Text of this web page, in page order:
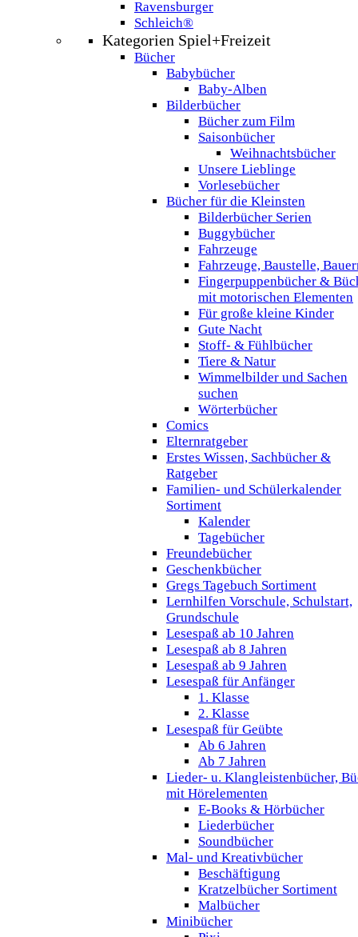
Ravensburger
Schleich®
Kategorien Spiel+Freizeit
Bücher
Babybücher
Baby-Alben
Bilderbücher
Bücher zum Film
Saisonbücher
Weihnachtsbücher
Unsere Lieblinge
Vorlesebücher
Bücher für die Kleinsten
Bilderbücher Serien
Buggybücher
Fahrzeuge
Fahrzeuge, Baustelle,
Fingerpuppenbücher &
mit motorischen Elementen
Für große kleine Kinder
Gute Nacht
Stoff- & Fühlbücher
Tiere & Natur
Wimmelbilder und Sachen
suchen
Wörterbücher
Comics
Elternratgeber
Erstes Wissen, Sachbücher &
Ratgeber
Familien- und Schülerkalender
Sortiment
Kalender
Tagebücher
Freundebücher
Geschenkbücher
Gregs Tagebuch Sortiment
Lernhilfen Vorschule, Schulstart,
Grundschule
Lesespaß ab 10 Jahren
Lesespaß ab 8 Jahren
Lesespaß ab 9 Jahren
Lesespaß für Anfänger
1. Klasse
2. Klasse
Lesespaß für Geübte
Ab 6 Jahren
Ab 7 Jahren
Lieder- u. Klangleistenbücher,
mit Hörelementen
E-Books & Hörbücher
Liederbücher
Soundbücher
Mal- und Kreativbücher
Beschäftigung
Kratzelbücher Sortiment
Malbücher
Minibücher